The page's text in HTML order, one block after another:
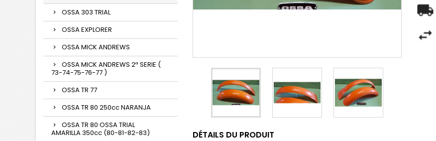
OSSA 303 TRIAL
OSSA EXPLORER
OSSA MICK ANDREWS
OSSA MICK ANDREWS 2ª SERIE (
73-74-75-76-77 )
OSSA TR 77
OSSA TR 80 250cc NARANJA
OSSA TR 80 OSSA TRIAL
AMARILLA 350cc (80-81-82-83)
DÉTAILS DU PRODUIT